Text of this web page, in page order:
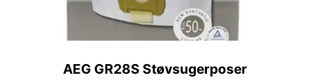
AEG GR28S Støvsugerposer